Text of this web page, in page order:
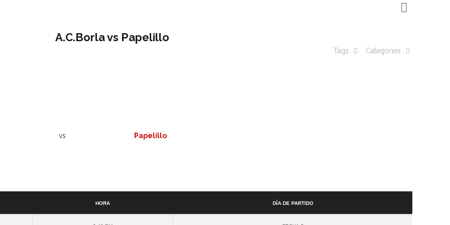
A.C.Borla vs Papelillo
Categories
Tags
vs Papelillo
Hora Día de partido